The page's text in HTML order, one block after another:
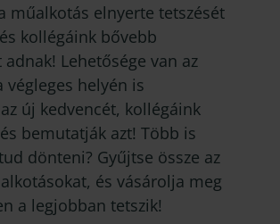
műalkotás elnyerte tetszését
kollégáink bővebb
Lehetősége van az
végleges helyén is
új kedvencét, kollégáink
bemutatják azt! Több is
dönteni? Gyűjtse össze az
és vásárolja meg
a legjobban tetszik!